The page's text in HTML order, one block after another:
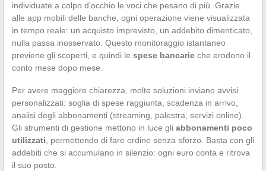
individuate a colpo d’occhio le voci che pesano di più. Grazie
alle app mobili delle banche, ogni operazione viene visualizzata
in tempo reale: un acquisto imprevisto, un addebito dimenticato,
nulla passa inosservato. Questo monitoraggio istantaneo
previene gli scoperti, e quindi le spese bancarieche erodono il
conto mese dopo mese.
Per avere maggiore chiarezza, molte soluzioni inviano avvisi
personalizzati: soglia di spese raggiunta, scadenza in arrivo,
analisi degli abbonamenti (streaming, palestra, servizi online).
Gli strumenti di gestione mettono in luce gli abbonamenti poco
utilizzati , permettendo di fare ordine senza sforzo. Basta con gli
addebiti che si accumulano in silenzio: ogni euro conta e ritrova
il suo posto.